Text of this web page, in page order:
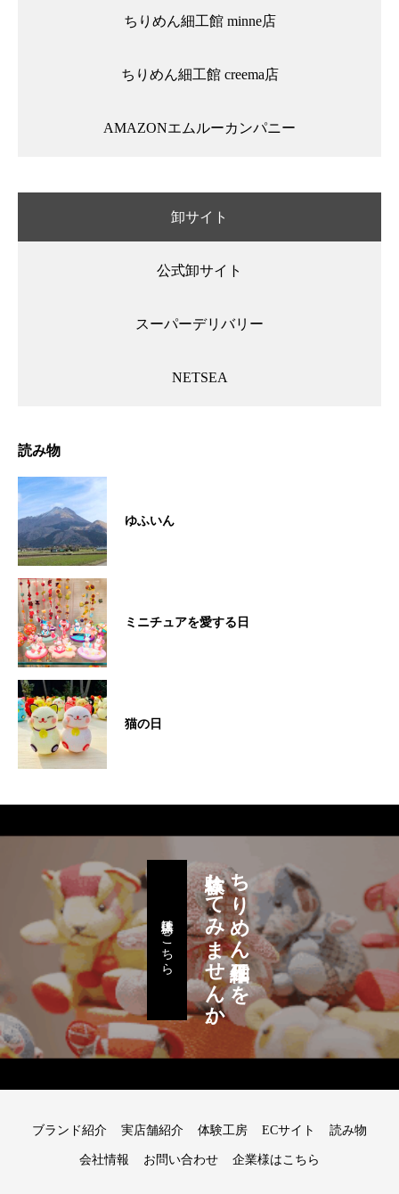
ちりめん細工館 minne店
ちりめん細工館 creema店
AMAZONエムルーカンパニー
卸サイト
公式卸サイト
スーパーデリバリー
NETSEA
読み物
ゆふいん
ミニチュアを愛する日
猫の日
ちりめん細工作りを
体験してみませんか。
体験工房はこちら
ブランド紹介 実店舗紹介 体験工房 ECサイト 読み物
会社情報 お問い合わせ 企業様はこちら